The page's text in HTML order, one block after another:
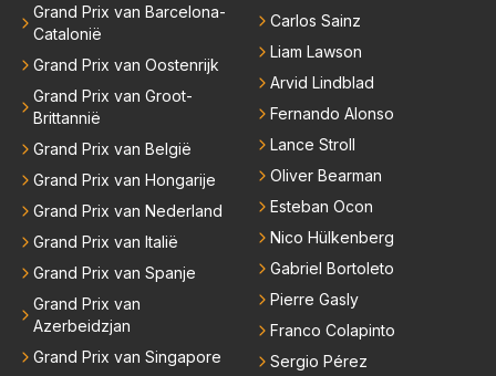
Grand Prix van Barcelona-
Catalonië
Grand Prix van Oostenrijk
Grand Prix van Groot-
Brittannië
Grand Prix van België
Grand Prix van Hongarije
Grand Prix van Nederland
Grand Prix van Italië
Grand Prix van Spanje
Grand Prix van
Azerbeidzjan
Grand Prix van Singapore
Carlos Sainz
Liam Lawson
Arvid Lindblad
Fernando Alonso
Lance Stroll
Oliver Bearman
Esteban Ocon
Nico Hülkenberg
Gabriel Bortoleto
Pierre Gasly
Franco Colapinto
Sergio Pérez